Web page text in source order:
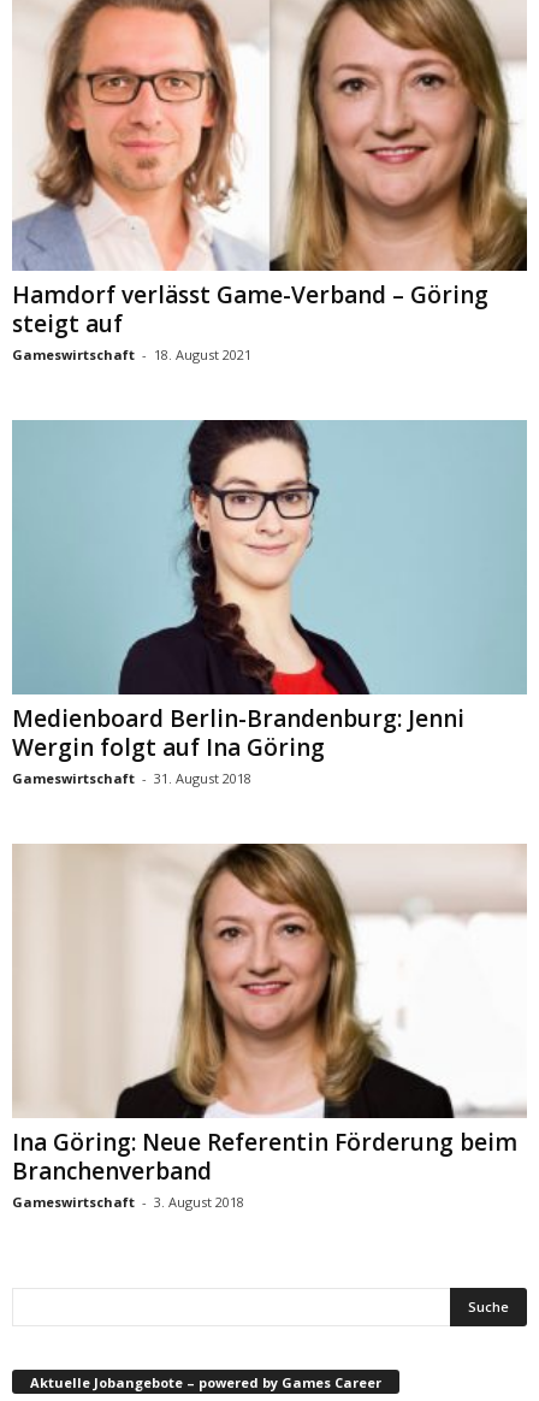
Hamdorf verlässt Game-Verband – Göring
steigt auf
Gameswirtschaft - 18. August 2021
Medienboard Berlin-Brandenburg: Jenni
Wergin folgt auf Ina Göring
Gameswirtschaft - 31. August 2018
Ina Göring: Neue Referentin Förderung beim
Branchenverband
Gameswirtschaft - 3. August 2018
Aktuelle Jobangebote – powered by Games Career